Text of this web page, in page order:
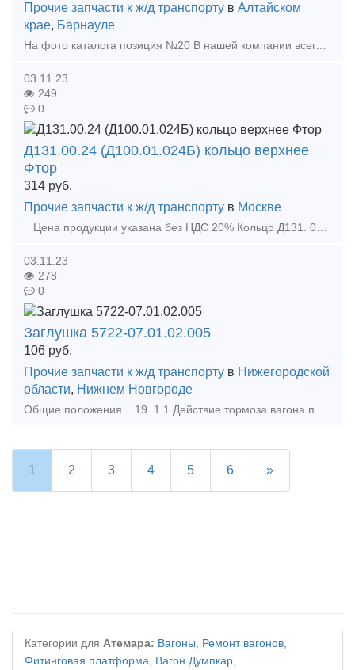
Прочие запчасти к ж/д транспорту в Алтайском
крае, Барнауле
На фото каталога позиция №20 В нашей компании всегда, в наличии и под заказ, запчасти и дизельные двигатели типа Д6, Д12, У1Д6.Поставка в любую точку России, Белоруссии, Казахстана и др
03.11.23
249
0
Д131.00.24 (Д100.01.024Б) кольцо верхнее
Фтор
314 руб.
Прочие запчасти к ж/д транспорту в Москве
Цена продукции указана без НДС 20% Кольцо Д131. 00. 24 (Д100. 01. 024Б)
03.11.23
278
0
Заглушка 5722-07.01.02.005
106 руб.
Прочие запчасти к ж/д транспорту в Нижегородской
области, Нижнем Новгороде
1 2 3 4 5 6 »
Категории для Атемара: Вагоны, Ремонт вагонов,
Фитинговая платформа, Вагон Думпкар,